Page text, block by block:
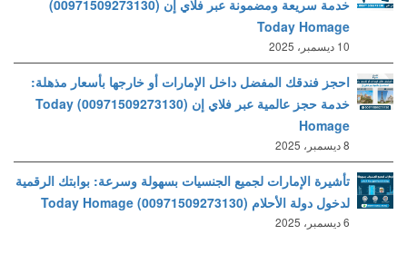
خدمة سريعة ومضمونة عبر فلاي إن (00971509273130)
Today Homage
10 ديسمبر، 2025
احجز فندقك المفضل داخل الإمارات أو خارجها بأسعار مذهلة:
خدمة حجز عالمية عبر فلاي إن (00971509273130) Today
Homage
8 ديسمبر، 2025
تأشيرة الإمارات لجميع الجنسيات بسهولة وسرعة: بوابتك الرقمية
لدخول دولة الأحلام (00971509273130) Today Homage
6 ديسمبر، 2025